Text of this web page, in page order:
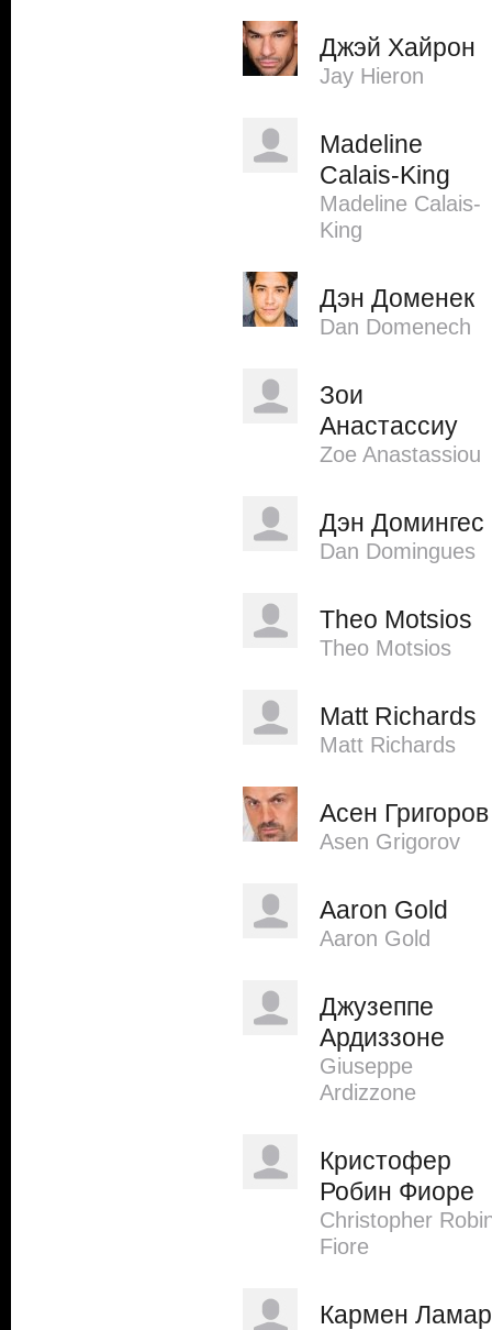
Джэй Хайрон
Jay Hieron
Madeline
Calais-King
Madeline Calais-
King
Дэн Доменек
Dan Domenech
Зои
Анастассиу
Zoe Anastassiou
Дэн Домингес
Dan Domingues
Theo Motsios
Theo Motsios
Matt Richards
Matt Richards
Асен Григоров
Asen Grigorov
Aaron Gold
Aaron Gold
Джузеппе
Ардиззоне
Giuseppe
Ardizzone
Кристофер
Робин Фиоре
Christopher
Fiore
Кармен Ламар